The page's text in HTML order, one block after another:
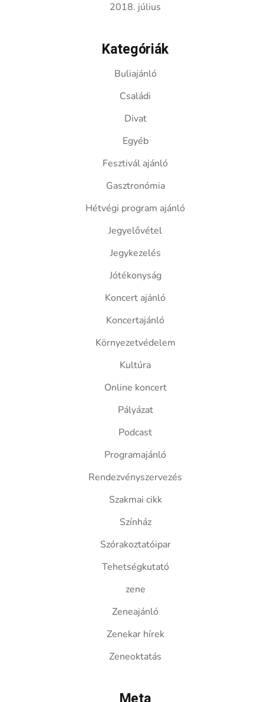
2018. július
Kategóriák
Buliajánló
Családi
Divat
Egyéb
Fesztivál ajánló
Gasztronómia
Hétvégi program ajánló
Jegyelővétel
Jegykezelés
Jótékonyság
Koncert ajánló
Koncertajánló
Környezetvédelem
Kultúra
Online koncert
Pályázat
Podcast
Programajánló
Rendezvényszervezés
Szakmai cikk
Színház
Szórakoztatóipar
Tehetségkutató
zene
Zeneajánló
Zenekar hírek
Zeneoktatás